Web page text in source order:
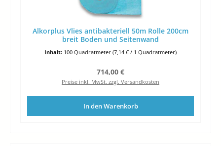
Alkorplus Vlies antibakteriell 50m Rolle 200cm
breit Boden und Seitenwand
Inhalt: 100 Quadratmeter (7,14 € / 1 Quadratmeter)
Regulärer Preis:
714,00 €
Preise inkl. MwSt. zzgl. Versandkosten
In den Warenkorb